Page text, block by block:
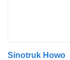
Sinotruk Howo